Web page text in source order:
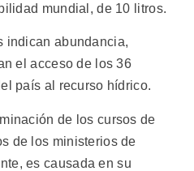
mundial, de 10 litros.
indican abundancia,
el acceso de los 36
país al recurso hídrico.
de los cursos de
de los ministerios de
es causada en su